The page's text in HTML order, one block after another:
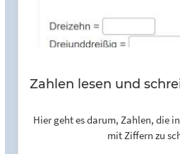
Hier geht es darum, Zahlen, die
mit Ziffern zu